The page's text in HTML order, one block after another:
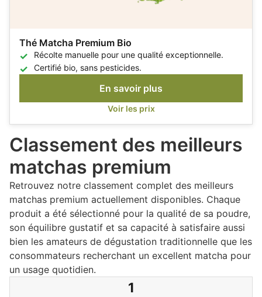
Thé Matcha Premium Bio
Récolte manuelle pour une qualité exceptionnelle.
Certifié bio, sans pesticides.
En savoir plus
Voir les prix
Classement des meilleurs
matchas premium
Retrouvez notre classement complet des meilleurs
matchas premium actuellement disponibles. Chaque
produit a été sélectionné pour la qualité de sa poudre,
son équilibre gustatif et sa capacité à satisfaire aussi
bien les amateurs de dégustation traditionnelle que les
consommateurs recherchant un excellent matcha pour
un usage quotidien.
1